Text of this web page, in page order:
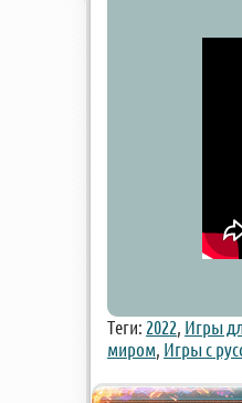
Теги: 2022, Игры
миром, Игры с